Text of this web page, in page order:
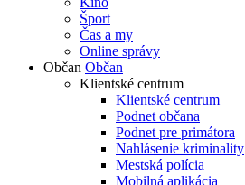
Šport
Čas a my
Online správy
Občan Občan
Klientské centrum
Klientské centrum
Podnet občana
Podnet pre primátora
Nahlásenie kriminality
Mestská polícia
Mobilná aplikácia